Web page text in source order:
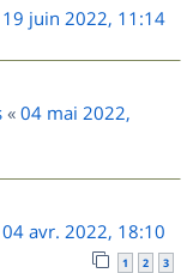
19 juin 2022, 11:14
« 04 mai 2022,
04 avr. 2022, 18:10
1 2 3